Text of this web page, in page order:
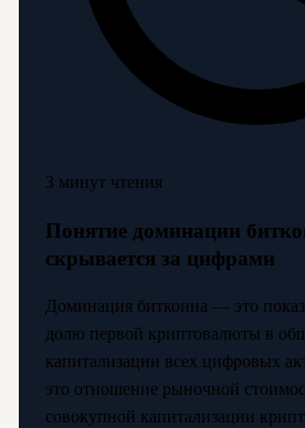
3 минут чтения
Понятие доминации
скрывается за цифрами
Доминация биткоина — это
долю первой криптовалюты в
капитализации всех цифровых
это отношение рыночной
совокупной капитализации